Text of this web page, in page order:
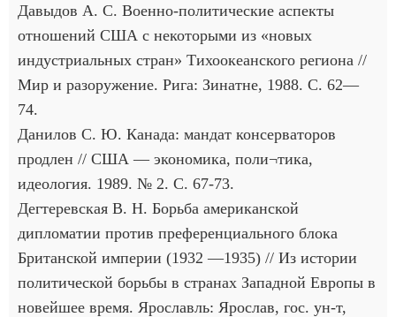
Давыдов А. С. Военно-политические аспекты
отношений США с некоторыми из «новых
индустриальных стран» Тихоокеанского региона //
Мир и разоружение. Рига: Зинатне, 1988. С. 62—
74.
Данилов С. Ю. Канада: мандат консерваторов
продлен // США — экономика, поли¬тика,
идеология. 1989. № 2. С. 67-73.
Дегтеревская В. Н. Борьба американской
дипломатии против преференциального блока
Британской империи (1932 —1935) // Из истории
политической борьбы в странах Западной Европы в
новейшее время. Ярославль: Ярослав, гос. ун-т,